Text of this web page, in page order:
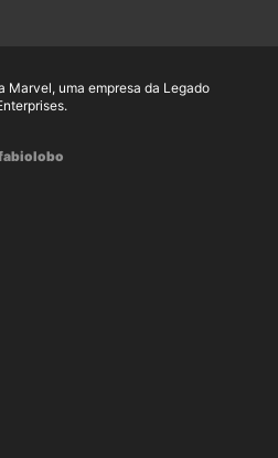
uma empresa da Legado